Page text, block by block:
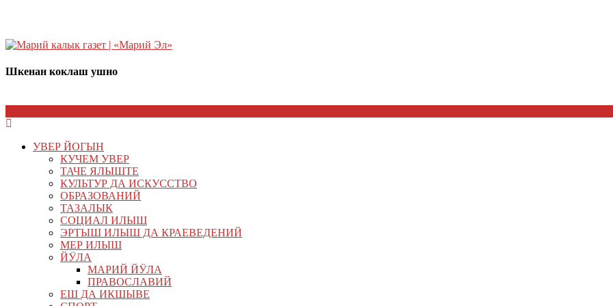
Шкенан коклаш ушно
УВЕР ЙОГЫН
КУЧЕМ УВЕР
ТАЧЕ ЯЛЫШТЕ
КУЛЬТУР ДА ИСКУССТВО
ОБРАЗОВАНИЙ
ТАЗАЛЫК
СОЦИАЛ ИЛЫШ
ЭРТЫШ ИЛЫШ ДА КРАЕВЕДЕНИЙ
МЕР ИЛЫШ
ЙӰЛА
МАРИЙ ЙӰЛА
ПРАВОСЛАВИЙ
ЕШ ДА ИКШЫВЕ